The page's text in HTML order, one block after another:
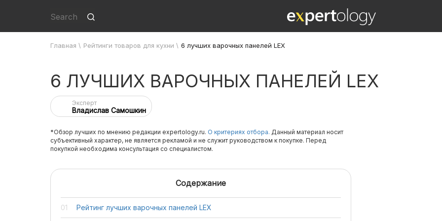
Главная \ Рейтинги товаров для кухни \ 6 лучших варочных панелей LEX
6 ЛУЧШИХ ВАРОЧНЫХ ПАНЕЛЕЙ LEX
Эксперт
Владислав Самошкин
*Обзор лучших по мнению редакции expertology.ru. О критериях отбора. Данный материал носит
субъективный характер, не является рекламой и не служит руководством к покупке. Перед
покупкой необходима консультация со специалистом.
Содержание
Рейтинг лучших варочных панелей LEX